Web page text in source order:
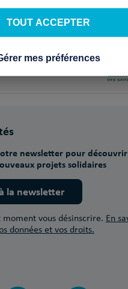
newsletter pour
projets solidaires
la newsletter
moment vous désinscrire. En
données et vos droits.
TOUT ACCEPTER
mes préférences